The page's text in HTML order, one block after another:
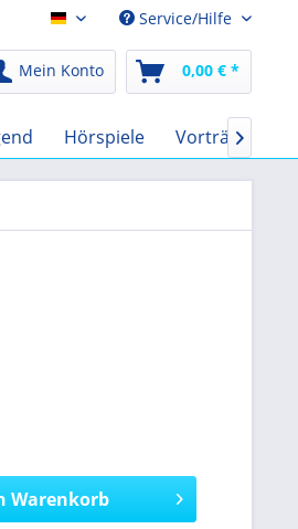
Audio-Book EURService/Hilfe
Mein Konto 0,00 € *
Hörspiele Vorträge

Warenkorb